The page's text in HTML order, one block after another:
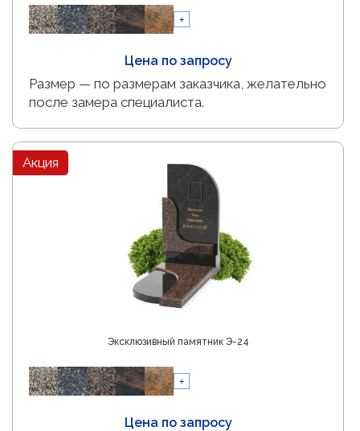
Цена по запросу
Размер — по размерам заказчика, желательно
после замера специалиста.
Акция
Эксклюзивный памятник Э-24
Цена по запросу
Отправить